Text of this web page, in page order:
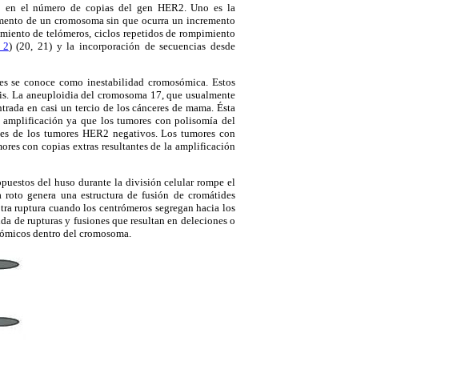
en el número de copias del gen HER2. Uno es la
de un cromosoma sin que ocurra un incremento
de telómeros, ciclos repetidos de rompimiento
2) (20, 21) y la incorporación de secuencias desde
se conoce como inestabilidad cromosómica. Estos
La aneuploidia del cromosoma 17, que usualmente
en casi un tercio de los cánceres de mama. Ésta
ya que los tumores con polisomía del
de los tumores HER2 negativos. Los tumores con
con copias extras resultantes de la amplificación
del huso durante la división celular rompe el
genera una estructura de fusión de cromátides
ruptura cuando los centrómeros segregan hacia los
de rupturas y fusiones que resultan en deleciones o
dentro del cromosoma.